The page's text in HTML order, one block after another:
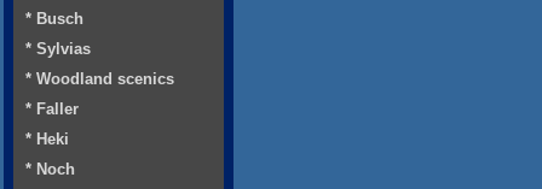
* Busch
* Sylvias
* Woodland scenics
* Faller
* Heki
* Noch